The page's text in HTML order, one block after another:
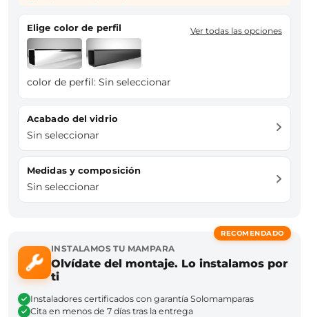
Elige color de perfil Ver todas las opciones
color de perfil: Sin seleccionar
Acabado del vidrio
Sin seleccionar
Medidas y composición
Sin seleccionar
RECOMENDADO
INSTALAMOS TU MAMPARA
Olvídate del montaje. Lo instalamos por
ti
Instaladores certificados con garantía Solomamparas
Cita en menos de 7 días tras la entrega